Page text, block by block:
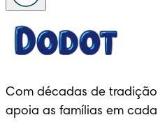
Com décadas de
apoia as famílias em